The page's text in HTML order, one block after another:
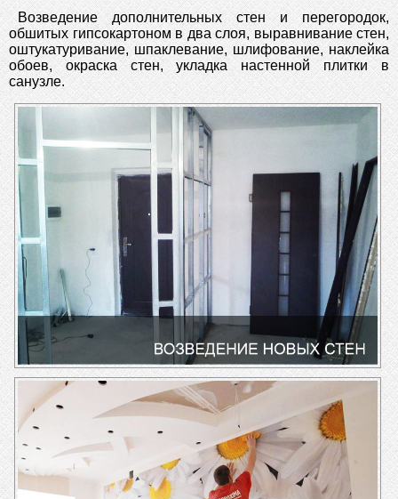
Возведение дополнительных стен и перегородок,
обшитых гипсокартоном в два слоя, выравнивание стен,
оштукатуривание, шпаклевание, шлифование, наклейка
обоев, окраска стен, укладка настенной плитки в
санузле.